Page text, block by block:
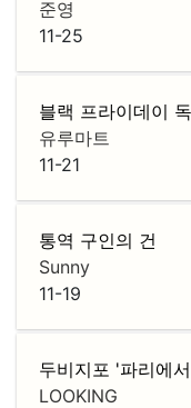
준영
11-25
유루마트
11-21
통역 구인의 건
Sunny
11-19
LOOKING